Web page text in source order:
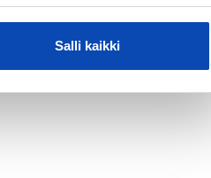
Salli kaikki